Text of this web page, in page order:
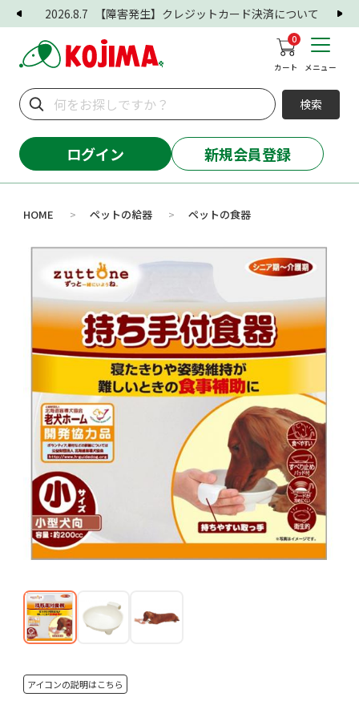
2026.8.7 【障害発生】クレジットカード決済について
0
カート メニュー
検索
ログイン 新規会員登録
HOME > ペットの給器 > ペットの食器
アイコンの説明はこちら